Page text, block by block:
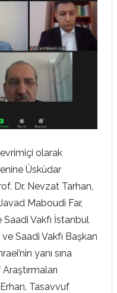
olarak
Üsküdar
Dr. Nevzat Tarhan,
Maboudi Far,
Vakfı İstanbul
Saadi Vakfı Başkan
yanı sına
Tasavvuf